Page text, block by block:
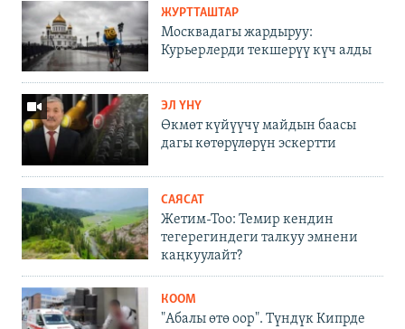
ЖУРТТАШТАР
Москвадагы жардыруу:
Курьерлерди текшерүү күч алды
ЭЛ ҮНҮ
Өкмөт күйүүчү майдын баасы
дагы көтөрүлөрүн эскертти
САЯСАТ
Жетим-Тоо: Темир кендин
тегерегиндеги талкуу эмнени
каңкуулайт?
КООМ
"Абалы өтө оор". Түндүк Кипрде